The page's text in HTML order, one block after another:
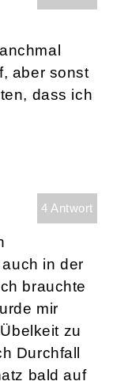
aber sonst
dass ich
4 Antwort
in der
brauchte
mir
zu
Durchfall
bald auf